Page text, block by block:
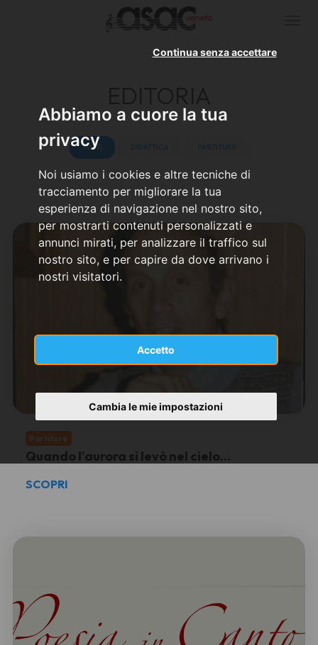
Abbiamo a cuore la tua
privacy
Noi usiamo i cookies e altre tecniche di
tracciamento per migliorare la tua
esperienza di navigazione nel nostro sito,
per mostrarti contenuti personalizzati e
annunci mirati, per analizzare il traffico sul
nostro sito, e per capire da dove arrivano i
nostri visitatori.
Accetto
Continua senza accettare
Cambia le mie impostazioni
EDITORIA
TUTTI DIDATTICA PARTITURE
Quando l'aurora si levò nel cielo...
Partiture
SCOPRI